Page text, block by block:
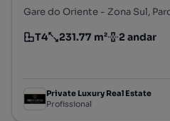
Tipologia
T4
Preço por metro quadrado
231.77 m²
Andar 2 andar
Private Luxury Real Estate
Profissional